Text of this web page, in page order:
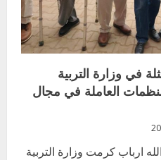
في وزارة التربية
العاملة في مجال
هبه عبدالله ارباب كرمت وزارة التربية